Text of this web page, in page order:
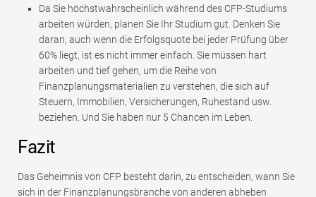
Da Sie höchstwahrscheinlich während des CFP-Studiums
arbeiten würden, planen Sie Ihr Studium gut. Denken Sie
daran, auch wenn die Erfolgsquote bei jeder Prüfung über
60% liegt, ist es nicht immer einfach. Sie müssen hart
arbeiten und tief gehen, um die Reihe von
Finanzplanungsmaterialien zu verstehen, die sich auf
Steuern, Immobilien, Versicherungen, Ruhestand usw.
beziehen. Und Sie haben nur 5 Chancen im Leben.
Fazit
Das Geheimnis von CFP besteht darin, zu entscheiden, wann Sie
sich in der Finanzplanungsbranche von anderen abheben